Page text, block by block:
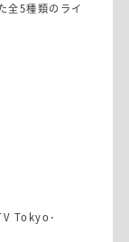
全5種類のライ
Tokyo･